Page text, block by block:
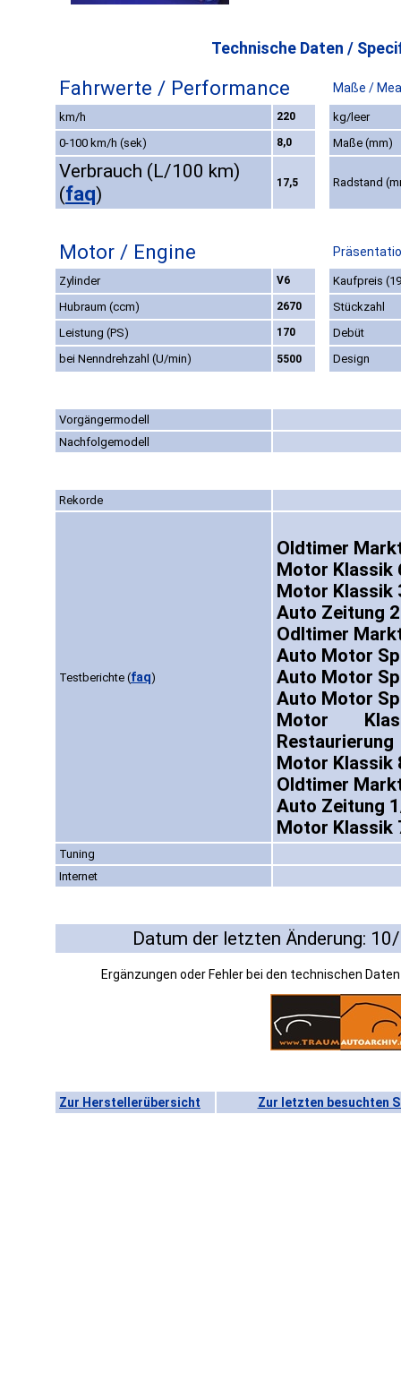
Technische Daten /
Fahrwerte / Performance Maße /
km/h 220
kg/leer
0-100 km/h (sek)
8,0 Maße (mm)
Verbrauch (L/100 km)
(faq)
17,5 Radstand
Motor / Engine
Zylinder V6
Kaufpreis
Hubraum (ccm)
2670
Stückzahl
Leistung (PS)
170
Debüt
bei Nenndrehzahl (U/min)
5500 Design
Vorgängermodell
Nachfolgemodell
Rekorde
Testberichte (faq)
Oldtimer
Motor Klassik
Motor Klassik
Auto Zeitung
Odltimer
Auto Motor
Auto Motor
Auto Motor
Motor
Restaurierung
Motor Klassik
Oldtimer
Auto Zeitung
Motor Klassik
Tuning
Internet
Datum der letzten Änderung:
Ergänzungen oder Fehler bei den technischen
Zur Herstellerübersicht Zur letzten besuchten